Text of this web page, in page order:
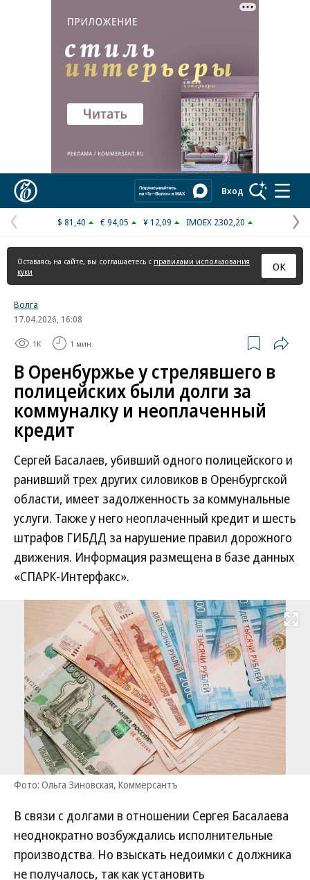
Реклама в «Ъ» www.kommersant.ru/ad
Вход
Предыдущая
страница
$ 81,40 € 94,05 ¥ 12,09 IMOEX 2302,20
Оставаясь на сайте, вы соглашаетесь с правилами использования
куки
ОК
Волга
17.04.2026, 16:08
1K 1 мин.
В Оренбуржье у стрелявшего в
полицейских были долги за
коммуналку и неоплаченный
кредит
Сергей Басалаев, убивший одного полицейского и
ранивший трех других силовиков в Оренбургской
области, имеет задолженность за коммунальные
услуги. Также у него неоплаченный кредит и шесть
штрафов ГИБДД за нарушение правил дорожного
движения. Информация размещена в базе данных
«СПАРК-Интерфакс».
Развернуть
Фото: Ольга Зиновская, Коммерсантъ
В связи с долгами в отношении Сергея Басалаева
неоднократно возбуждались исполнительные
производства. Но взыскать недоимки с должника
не получалось, так как установить